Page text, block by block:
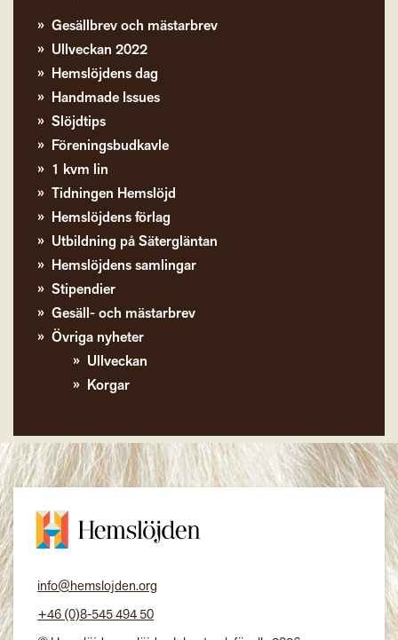
Gesällbrev och mästarbrev
Ullveckan 2022
Hemslöjdens dag
Handmade Issues
Slöjdtips
Föreningsbudkavle
1 kvm lin
Tidningen Hemslöjd
Hemslöjdens förlag
Utbildning på Sätergläntan
Hemslöjdens samlingar
Stipendier
Gesäll- och mästarbrev
Övriga nyheter
Ullveckan
Korgar
info@hemslojden.org
+46 (0)8-545 494 50